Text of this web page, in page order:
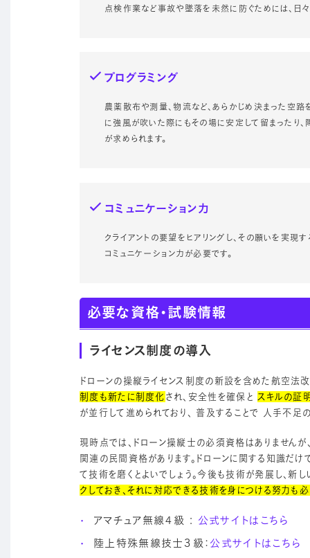
点検作業など事故や墜落を未然に防ぐためには、日
プログラミング
農薬散布や測量、物流など、あらかじめ決まった空路
に強風が吹いた際にもその場に安定して留まったり
が求められます。
コミュニケーション力
クライアントの要望をヒアリングし、その願いを実現
コミュニケーション力が必要です。
必要な資格・試験情報
ライセンス制度の導入
ドローンの操縦ライセンス制度の新設を含めた航空法
制度も新たに制度化 され、安全性を確保と スキルの証
が並行して進められており、 普及することで 人手不
現時点では、ドローン操縦士の必須資格はありませんが
関連の民間資格があります。ドローンに関する知識だ
て技術を磨くとよいでしょう。今後も技術が発展し、新
クしておき、それに対応できる技術を身につける努力も
アマチュア無線４級 : 公式サイトはこちら
陸上特殊無線技士３級： 公式サイトはこちら